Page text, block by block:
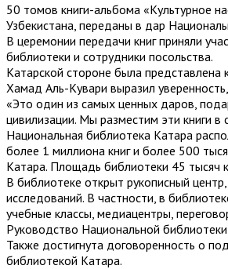
50 томов книги-альбома «Культурное
Узбекистана, переданы в дар
В церемонии передачи книг приняли
библиотеки и сотрудники посольства.
Катарской стороне была представлена
Хамад Аль-Кувари выразил
«Это один из самых ценных даров,
цивилизации. Мы разместим эти книги
Национальная библиотека Катара
более 1 миллиона книг и более 500
Катара. Площадь библиотеки 45 тысяч
В библиотеке открыт рукописный
исследований. В частности, в
учебные классы, медиацентры,
Руководство Национальной
Также достигнута договоренность о
библиотекой Катара.